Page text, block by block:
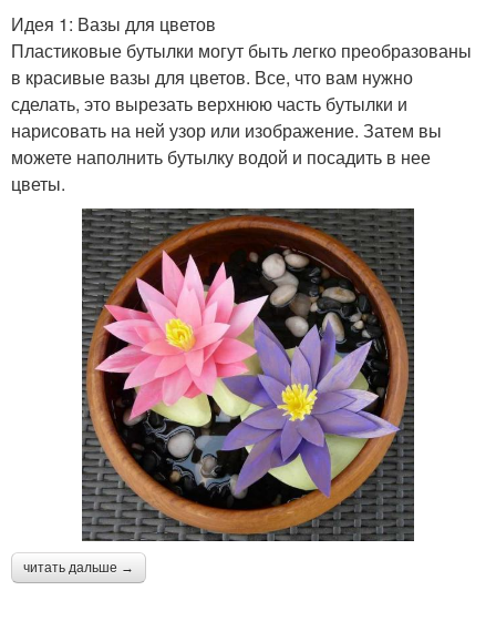
Идея 1: Вазы для цветов
Пластиковые бутылки могут быть легко преобразованы
в красивые вазы для цветов. Все, что вам нужно
сделать, это вырезать верхнюю часть бутылки и
нарисовать на ней узор или изображение. Затем вы
можете наполнить бутылку водой и посадить в нее
цветы.
читать дальше →